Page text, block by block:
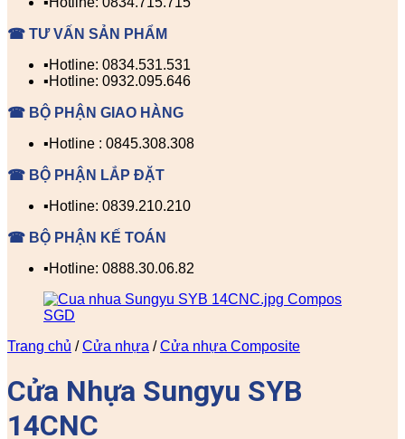
☎ TƯ VẤN SẢN PHẨM
▪️Hotline: 0834.531.531
▪️Hotline: 0932.095.646
☎ BỘ PHẬN GIAO HÀNG
▪️Hotline : 0845.308.308
☎ BỘ PHẬN LẮP ĐẶT
▪️Hotline: 0839.210.210
☎ BỘ PHẬN KẾ TOÁN
▪️Hotline: 0888.30.06.82
Trang chủ / Cửa nhựa / Cửa nhựa Composite
Cửa Nhựa Sungyu SYB
14CNC